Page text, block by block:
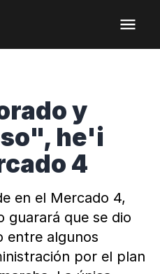
y
he'i
4
en el Mercado 4,
guarará que se dio
entre algunos
por el plan